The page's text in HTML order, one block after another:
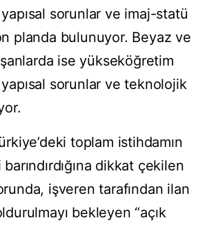
sorunlar ve imaj-statü
planda bulunuyor. Beyaz ve
ise yükseköğretim
sorunlar ve teknolojik
toplam istihdamın
dikkat çekilen
işveren tarafından ilan
bekleyen “açık